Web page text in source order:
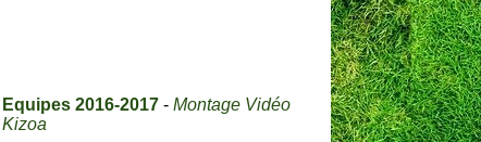
Equipes 2016-2017 - Montage Vidéo
Kizoa